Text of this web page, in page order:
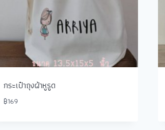
กระเป๋าถุงผ้าหูรูด
฿169